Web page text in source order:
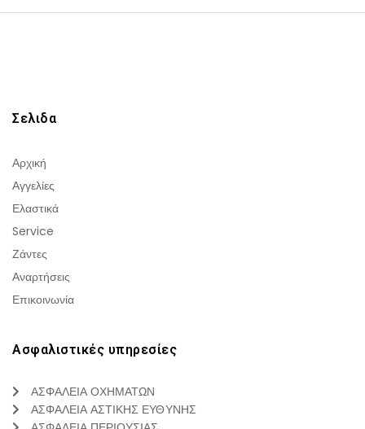
Σελιδα
Αρχική
Αγγελίες
Ελαστικά
Service
Ζάντες
Αναρτήσεις
Επικοινωνία
Ασφαλιστικές υπηρεσίες
ΑΣΦΑΛΕΙΑ ΟΧΗΜΑΤΩΝ
ΑΣΦΑΛΕΙΑ ΑΣΤΙΚΗΣ ΕΥΘΥΝΗΣ